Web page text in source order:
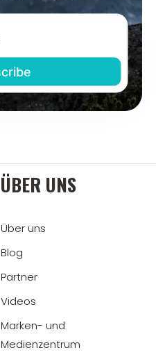
ÜBER UNS
Über uns
Blog
Partner
Videos
Marken- und
Medienzentrum